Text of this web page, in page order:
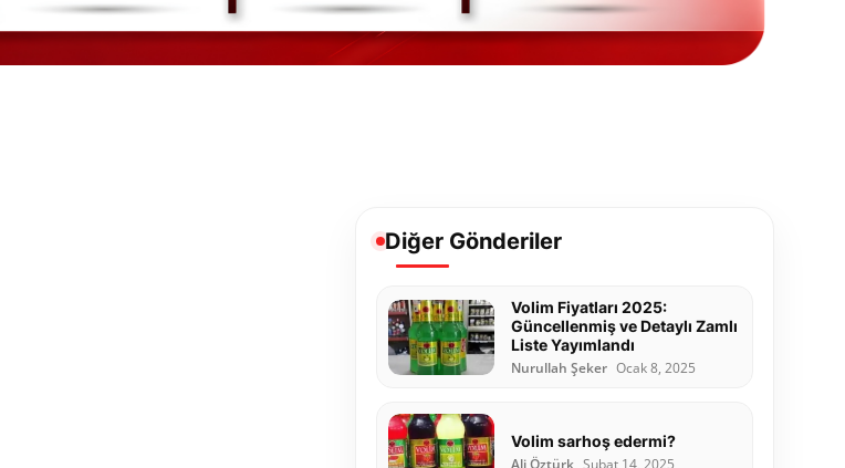
Diğer Gönderiler
Volim Fiyatları 2025:
Güncellenmiş ve Detaylı Zamlı
Liste Yayımlandı
Nurullah Şeker Ocak 8, 2025
Volim sarhoş edermi?
Ali Öztürk Şubat 14, 2025